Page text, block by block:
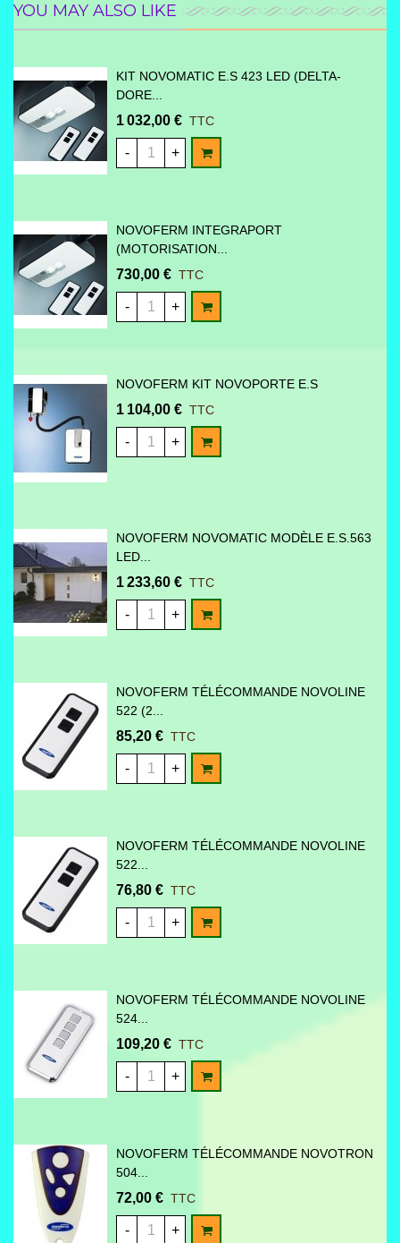
YOU MAY ALSO LIKE
KIT NOVOMATIC E.S 423 LED (DELTA-
DORE...
1 032,00 € TTC
- +
NOVOFERM INTEGRAPORT
(MOTORISATION...
730,00 € TTC
- +
NOVOFERM KIT NOVOPORTE E.S
1 104,00 € TTC
- +
NOVOFERM NOVOMATIC MODÈLE E.S.563
LED...
1 233,60 € TTC
- +
NOVOFERM TÉLÉCOMMANDE NOVOLINE
522 (2...
85,20 € TTC
- +
NOVOFERM TÉLÉCOMMANDE NOVOLINE
522...
76,80 € TTC
- +
NOVOFERM TÉLÉCOMMANDE NOVOLINE
524...
109,20 € TTC
- +
NOVOFERM TÉLÉCOMMANDE NOVOTRON
504...
72,00 € TTC
- +